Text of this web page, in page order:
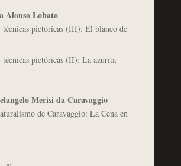
Alonso Lobato
técnicas pictóricas (III): El blanco de
técnicas pictóricas (II): La azurita
Merisi da Caravaggio
de Caravaggio: La Cena en